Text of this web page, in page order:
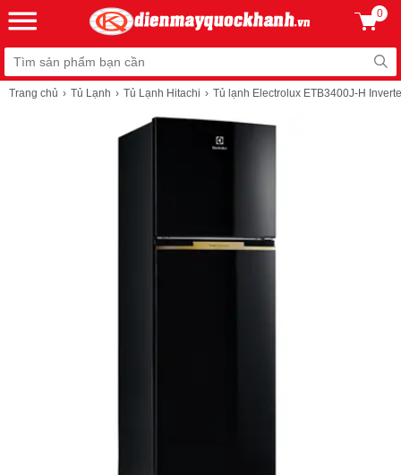
0
Trang chủ Tủ Lạnh Tủ Lạnh Hitachi Tủ lạnh Electrolux ETB3400J-H